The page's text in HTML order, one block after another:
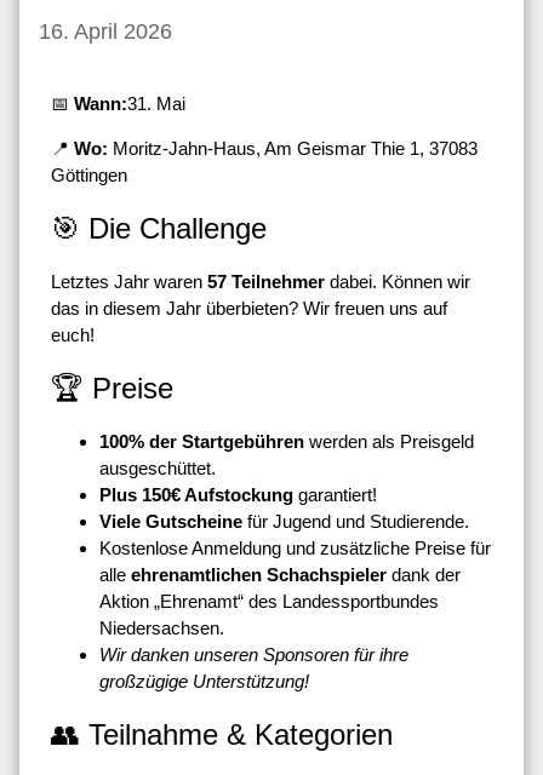
16. April 2026
📅 Wann:31. Mai
📍 Wo: Moritz-Jahn-Haus, Am Geismar Thie 1, 37083
Göttingen
🎯 Die Challenge
Letztes Jahr waren 57 Teilnehmer dabei. Können wir
das in diesem Jahr überbieten? Wir freuen uns auf
euch!
🏆 Preise
100% der Startgebühren werden als Preisgeld
ausgeschüttet.
Plus 150€ Aufstockung garantiert!
Viele Gutscheine für Jugend und Studierende.
Kostenlose Anmeldung und zusätzliche Preise für
alle ehrenamtlichen Schachspieler dank der
Aktion „Ehrenamt“ des Landessportbundes
Niedersachsen.
Wir danken unseren Sponsoren für ihre
großzügige Unterstützung!
👥 Teilnahme & Kategorien